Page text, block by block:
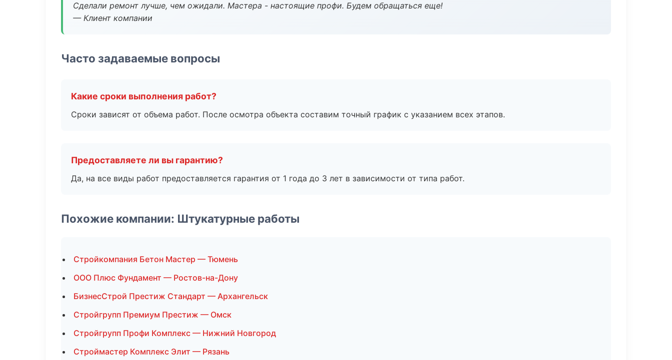
Сделали ремонт лучше, чем ожидали. Мастера - настоящие профи. Будем обращаться еще!
— Клиент компании
Часто задаваемые вопросы
Какие сроки выполнения работ?
Сроки зависят от объема работ. После осмотра объекта составим точный график с указанием всех этапов.
Предоставляете ли вы гарантию?
Да, на все виды работ предоставляется гарантия от 1 года до 3 лет в зависимости от типа работ.
Похожие компании: Штукатурные работы
Стройкомпания Бетон Мастер — Тюмень
ООО Плюс Фундамент — Ростов-на-Дону
БизнесСтрой Престиж Стандарт — Архангельск
Стройгрупп Премиум Престиж — Омск
Стройгрупп Профи Комплекс — Нижний Новгород
Строймастер Комплекс Элит — Рязань